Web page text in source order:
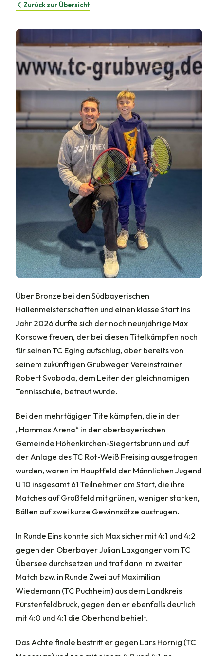
Zurück zur Übersicht
Über Bronze bei den Südbayerischen
Hallenmeisterschaften und einen klasse Start ins
Jahr 2026 durfte sich der noch neunjährige Max
Korsawe freuen, der bei diesen Titelkämpfen noch
für seinen TC Eging aufschlug, aber bereits von
seinem zukünftigen Grubweger Vereinstrainer
Robert Svoboda, dem Leiter der gleichnamigen
Tennisschule, betreut wurde.
Bei den mehrtägigen Titelkämpfen, die in der
„Hammos Arena“ in der oberbayerischen
Gemeinde Höhenkirchen-Siegertsbrunn und auf
der Anlage des TC Rot-Weiß Freising ausgetragen
wurden, waren im Hauptfeld der Männlichen Jugend
U 10 insgesamt 61 Teilnehmer am Start, die ihre
Matches auf Großfeld mit grünen, weniger starken,
Bällen auf zwei kurze Gewinnsätze austrugen.
In Runde Eins konnte sich Max sicher mit 4:1 und 4:2
gegen den Oberbayer Julian Laxganger vom TC
Übersee durchsetzen und traf dann im zweiten
Match bzw. in Runde Zwei auf Maximilian
Wiedemann (TC Puchheim) aus dem Landkreis
Fürstenfeldbruck, gegen den er ebenfalls deutlich
mit 4:0 und 4:1 die Oberhand behielt.
Das Achtelfinale bestritt er gegen Lars Hornig (TC